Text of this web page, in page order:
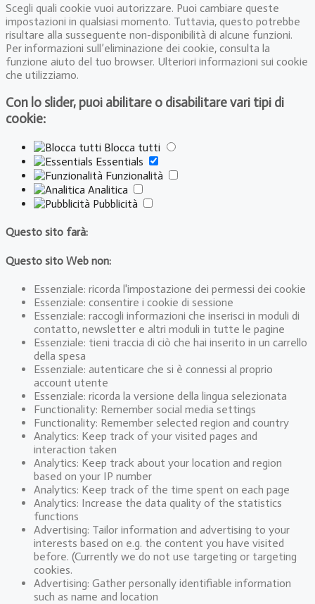
Scegli quali cookie vuoi autorizzare. Puoi cambiare queste
impostazioni in qualsiasi momento. Tuttavia, questo potrebbe
risultare alla susseguente non-disponibilità di alcune funzioni.
Per informazioni sull’eliminazione dei cookie, consulta la
funzione aiuto del tuo browser. Ulteriori informazioni sui cookie
che utilizziamo.
Con lo slider, puoi abilitare o disabilitare vari tipi di
cookie:
Blocca tutti
Essentials
Funzionalità
Analitica
Pubblicità
Questo sito farà:
Questo sito Web non:
Essenziale: ricorda l'impostazione dei permessi dei cookie
Essenziale: consentire i cookie di sessione
Essenziale: raccogli informazioni che inserisci in moduli di
contatto, newsletter e altri moduli in tutte le pagine
Essenziale: tieni traccia di ciò che hai inserito in un carrello
della spesa
Essenziale: autenticare che si è connessi al proprio
account utente
Essenziale: ricorda la versione della lingua selezionata
Functionality: Remember social media settings
Functionality: Remember selected region and country
Analytics: Keep track of your visited pages and
interaction taken
Analytics: Keep track about your location and region
based on your IP number
Analytics: Keep track of the time spent on each page
Analytics: Increase the data quality of the statistics
functions
Advertising: Tailor information and advertising to your
interests based on e.g. the content you have visited
before. (Currently we do not use targeting or targeting
cookies.
Advertising: Gather personally identifiable information
such as name and location